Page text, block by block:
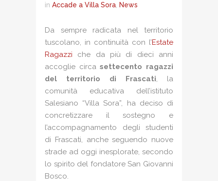
in Accade a Villa Sora News
Da sempre radicata nel territorio
tuscolano, in continuità con l’Estate
Ragazzi che da più di dieci anni
accoglie circasettecento ragazzi
del territorio di Frascati, la
comunità educativa dell’istituto
Salesiano “Villa Sora”, ha deciso di
concretizzare il sostegno e
l’accompagnamento degli studenti
di Frascati, anche seguendo nuove
strade ad oggi inesplorate, secondo
lo spirito del fondatore San Giovanni
Bosco.